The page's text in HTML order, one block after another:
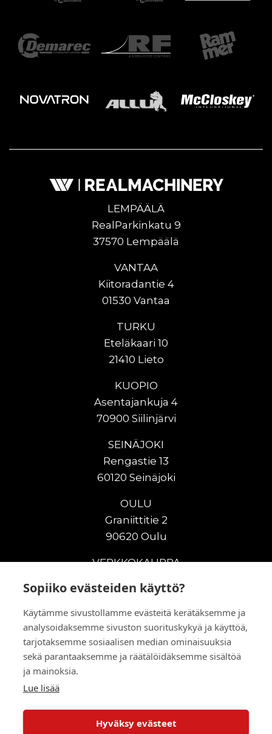
Sopiiko evästeiden käyttö?
Käytämme sivustollamme evästeitä kerätäksemme ja
analysoidaksemme sivuston suorituskykyä ja käyttöä,
tarjotaksemme sosiaalisen median ominaisuuksia
sekä parantaaksemme ja räätälöidäksemme sisältöä
ja mainoksia.
Lue lisää
Hyväksy evästeet
LEMPÄÄLÄ
RealParkinkatu 9
37570 Lempäälä
VANTAA
Kiitoradantie 4
01530 Vantaa
TURKU
Eteläkaari 10
21410 Lieto
KUOPIO
Asentajankuja 4
70900 Siilinjärvi
SEINÄJOKI
Rengastie 13
60120 Seinäjoki
OULU
Graniittitie 2
90620 Oulu
VERKKOKAUPPA
Uudet maanrakennuskoneet
Vuokrakoneet
Kampanjat
Vaihtokoneet